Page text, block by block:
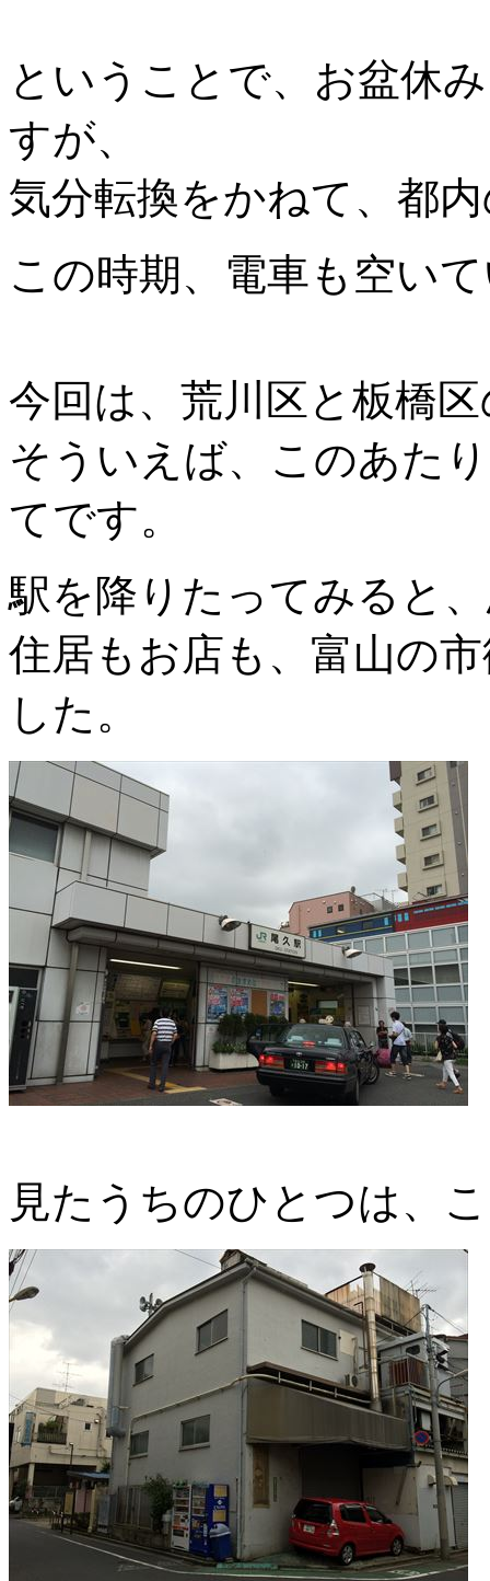
ということで、お盆休
すが、
気分転換をかねて、都
この時期、電車も空い
今回は、荒川区と板橋
そういえば、このあた
てです。
駅を降りたってみると
住居もお店も、富山の
した。
見たうちのひとつは、